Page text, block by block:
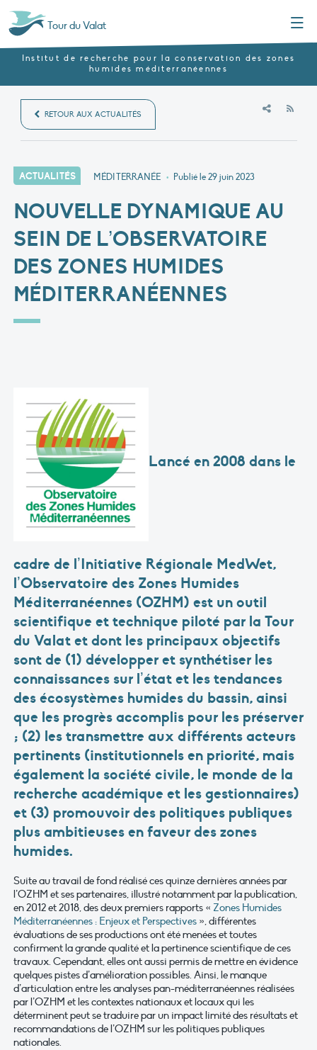
Tour du Valat
Institut de recherche pour la conservation des zones
humides méditerranéennes
RETOUR AUX ACTUALITÉS
ACTUALITÉS MÉDITERRANÉE • Publié le29 juin 2023
NOUVELLE DYNAMIQUE AU
SEIN DE L’OBSERVATOIRE
DES ZONES HUMIDES
MÉDITERRANÉENNES
Lancé en 2008 dans le
cadre de l’Initiative Régionale MedWet,
l’Observatoire des Zones Humides
Méditerranéennes (OZHM) est un outil
scientifique et technique piloté par la Tour
du Valat et dont les principaux objectifs
sont de (1) développer et synthétiser les
connaissances sur l’état et les tendances
des écosystèmes humides du bassin, ainsi
que les progrès accomplis pour les préserver
; (2) les transmettre aux différents acteurs
pertinents (institutionnels en priorité, mais
également la société civile, le monde de la
recherche académique et les gestionnaires)
et (3) promouvoir des politiques publiques
plus ambitieuses en faveur des zones
humides.
Suite au travail de fond réalisé ces quinze dernières années par
l’OZHM et ses partenaires, illustré notamment par la publication,
en 2012 et 2018, des deux premiers rapports « Zones Humides
Méditerranéennes : Enjeux et Perspectives », différentes
évaluations de ses productions ont été menées et toutes
confirment la grande qualité et la pertinence scientifique de ces
travaux. Cependant, elles ont aussi permis de mettre en évidence
quelques pistes d’amélioration possibles. Ainsi, le manque
d’articulation entre les analyses pan-méditerranéennes réalisées
par l’OZHM et les contextes nationaux et locaux qui les
déterminent peut se traduire par un impact limité des résultats et
recommandations de l’OZHM sur les politiques publiques
nationales.